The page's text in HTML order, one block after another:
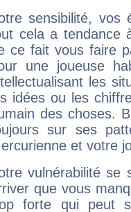
sensibilité,
cela a tendance
ce fait vous faire
une joueuse
les
idées ou les
des choses.
sur ses
et votre
vulnérabilité se
que vous
forte qui peut